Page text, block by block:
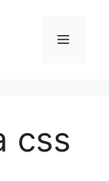
Menu
css